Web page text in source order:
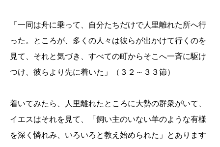
「一同は舟に乗って、自分たちだけで人里離れた所へ行
った。ところが、多くの人々は彼らが出かけて行くのを
見て、それと気づき、すべての町からそこへ一斉に駆け
つけ、彼らより先に着いた」（３２～３３節）
着いてみたら、人里離れたところに大勢の群衆がいて、
イエスはそれを見て、「飼い主のいない羊のような有様
を深く憐れみ、いろいろと教え始められた」とあります